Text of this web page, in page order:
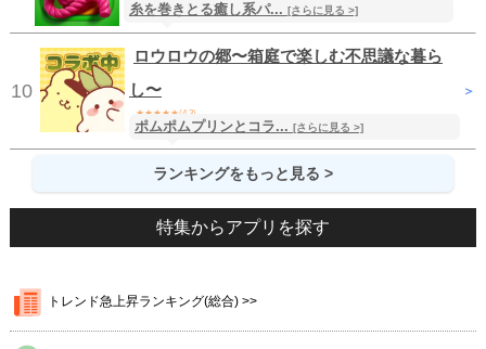
無料/ パズル
糸を巻きとる癒し系パ... [さらに見る >]
10
ロウロウの郷〜箱庭で楽しむ不思議な暮ら
し〜
＞
★★★★★(4.3)
無料/ シミュレーション
ポムポムプリンとコラ... [さらに見る >]
ランキングをもっと見る >
特集からアプリを探す
トレンド急上昇ランキング(総合) >>